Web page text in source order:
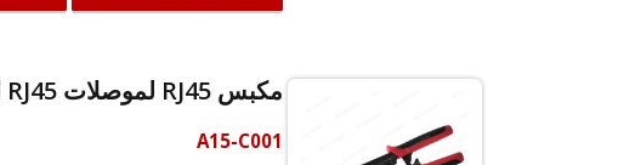
مكبس RJ45 لموصلات RJ45 للتمرير
A15-C001